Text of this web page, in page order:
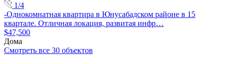
1/4
-Однокомнатная квартира в Юнусабадском районе в 15
квартале. Отличная локация, развитая инфр…
$47,500
Дома
Смотреть все 30 объектов